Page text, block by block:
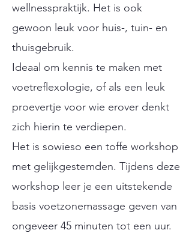
wellnesspraktijk. Het is ook
gewoon leuk voor huis-, tuin- en
thuisgebruik.
Ideaal om kennis te maken met
voetreflexologie, of als een leuk
proevertje voor wie erover denkt
zich hierin te verdiepen.
Het is sowieso een toffe workshop
met gelijkgestemden. Tijdens deze
workshop leer je een uitstekende
basis voetzonemassage geven van
ongeveer 45 minuten tot een uur.